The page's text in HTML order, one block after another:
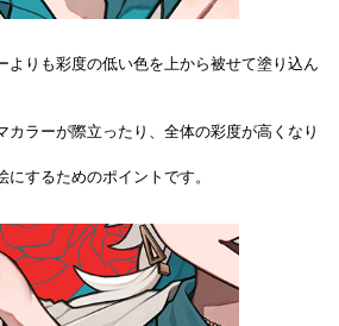
よりも彩度の低い色を上から被せて塗り込ん
カラーが際立ったり、全体の彩度が高くなり
するためのポイントです。